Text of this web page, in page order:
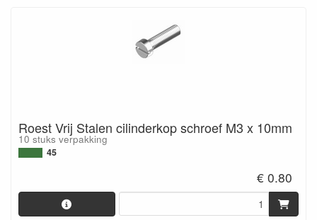
Roest Vrij Stalen cilinderkop schroef M3 x 10mm
10 stuks verpakking
45
€ 0.80